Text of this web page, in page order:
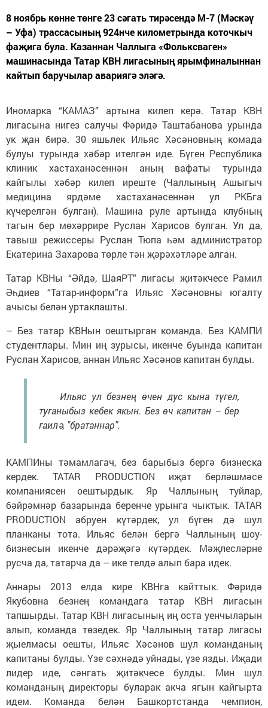
8 ноябрь көнне төнге 23 сәгать тирәсендә М-7 (Мәскәү
– Уфа) трассасының 924нче километрында коточкыч
фаҗига була. Казаннан Чаллыга «Фольксваген»
машинасында Татар КВН лигасының ярымфиналыннан
кайтып баручылар авариягә эләгә.
Иномарка “КАМАЗ” артына килеп керә. Татар КВН
лигасына нигез салучы Фәридә Таштабанова урында
ук җан бирә. 30 яшьлек Ильяс Хәсәновның комада
булуы турында хәбәр ителгән иде. Бүген Республика
клиник хастаханәсеннән аның вафаты турында
кайгылы хәбәр килеп иреште (Чаллының Ашыгыч
медицина ярдәме хастаханәсеннән ул РКБга
күчерелгән булган). Машина руле артында клубның
тагын бер мөхәррире Руслан Харисов булган. Ул да,
тавыш режиссеры Руслан Тюпа һәм администратор
Екатерина Захарова төрле тән җәрәхәтләре алган.
Татар КВНы “Әйдә, ШаяРТ” лигасы җитәкчесе Рамил
Әһдиев “Татар-информ”га Ильяс Хәсәновны югалту
ачысы белән уртаклашты.
– Без татар КВНын оештырган команда. Без КАМПИ
студентлары. Мин иң зурысы, икенче буында капитан
Руслан Харисов, аннан Ильяс Хәсәнов капитан булды.
Ильяс ул безнең өчен дус кына түгел,
туганыбыз кебек якын. Без өч капитан – бер
гаилә, "братаннар".
КАМПИны тәмамлагач, без барыбыз бергә бизнеска
кердек. TATAR PRODUCTION иҗат берләшмәсе
компаниясен оештырдык. Яр Чаллының туйлар,
бәйрәмнәр базарында беренче урынга чыктык. TATAR
PRODUCTION абруен күтәрдек, ул бүген дә шул
планканы тота. Ильяс белән бергә Чаллының шоу-
бизнесын икенче дәрәҗәгә күтәрдек. Мәҗлесләрне
русча да, татарча да – ике телдә алып бара идек.
Аннары 2013 елда кире КВНга кайттык. Фәридә
Якубовна безнең командага татар КВН лигасын
тапшырды. Татар КВН лигасының иң оста уенчыларын
алып, команда төзедек. Яр Чаллының татар лигасы
җыелмасы оешты, Ильяс Хәсәнов шул команданың
капитаны булды. Үзе сәхнәдә уйнады, үзе язды. Иҗади
лидер иде, сәнгать җитәкчесе булды. Мин шул
команданың директоры буларак акча ягын кайгырта
идем. Команда белән Башкортстанда чемпион,